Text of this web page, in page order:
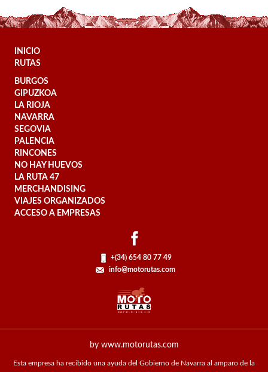
INICIO
RUTAS
BURGOS
GIPUZKOA
LA RIOJA
NAVARRA
SEGOVIA
PALENCIA
RINCONES
NO HAY HUEVOS
LA RUTA 47
MERCHANDISING
VIAJES ORGANIZADOS
ACCESO A EMPRESAS
+(34) 654 80 77 49
info@motorutas.com
by www.motorutas.com
Esta empresa ha recibido una ayuda del Gobierno de Navarra al amparo de la